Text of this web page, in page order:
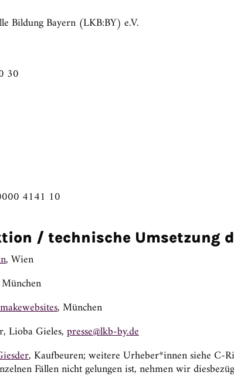
Bildung Bayern (LKB:BY) e.V.
30
4141 10
/ technische Umsetzung
, Wien
, München
Lioba Gieles,
ed.yb
-bkl@
esser
p
, Kaufbeuren; weitere Urheber*innen siehe C-
Fällen nicht gelungen ist, nehmen wir